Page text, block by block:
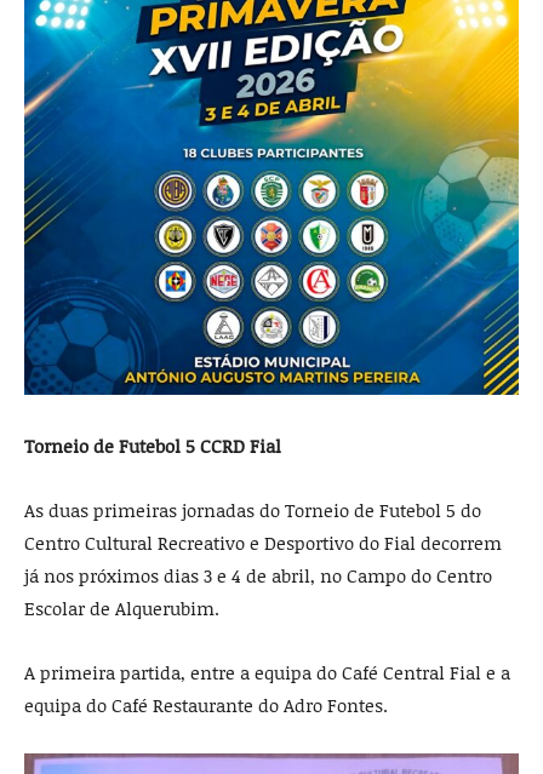
Torneio de Futebol 5 CCRD Fial
As duas primeiras jornadas do Torneio de Futebol 5 do
Centro Cultural Recreativo e Desportivo do Fial decorrem
já nos próximos dias 3 e 4 de abril, no Campo do Centro
Escolar de Alquerubim.
A primeira partida, entre a equipa do Café Central Fial e a
equipa do Café Restaurante do Adro Fontes.